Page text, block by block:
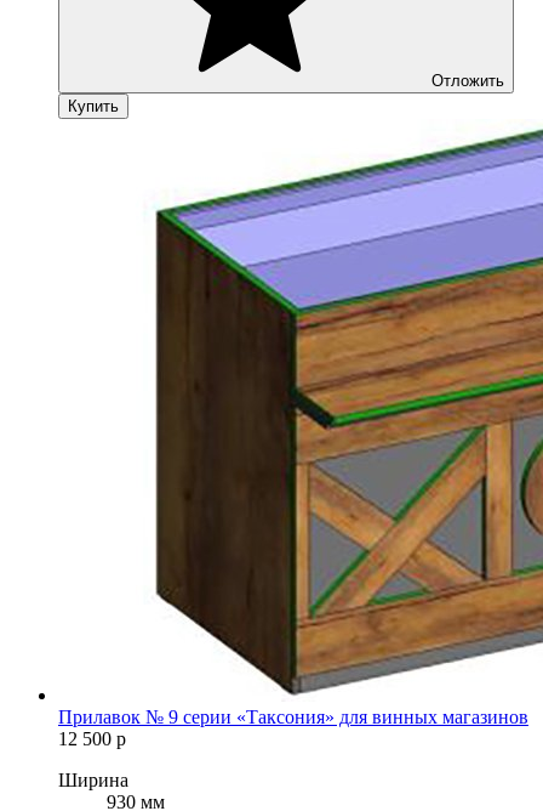
Отложить
Купить
Прилавок № 9 серии «Таксония» для винных магазинов
12 500 р
Ширина
930 мм